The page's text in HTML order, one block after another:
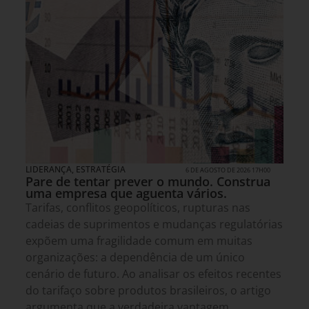
LIDERANÇA, ESTRATÉGIA 6 DE AGOSTO DE 2026 17H00
Pare de tentar prever o mundo. Construa
uma empresa que aguenta vários.
Tarifas, conflitos geopolíticos, rupturas nas
cadeias de suprimentos e mudanças regulatórias
expõem uma fragilidade comum em muitas
organizações: a dependência de um único
cenário de futuro. Ao analisar os efeitos recentes
do tarifaço sobre produtos brasileiros, o artigo